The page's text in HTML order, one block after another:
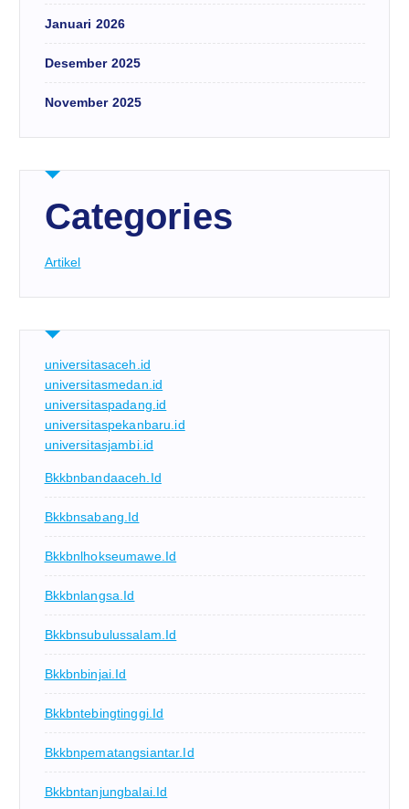
Januari 2026
Desember 2025
November 2025
Categories
Artikel
universitasaceh.id
universitasmedan.id
universitaspadang.id
universitaspekanbaru.id
universitasjambi.id
Bkkbnbandaaceh.id
Bkkbnsabang.id
Bkkbnlhokseumawe.id
Bkkbnlangsa.id
Bkkbnsubulussalam.id
Bkkbnbinjai.id
Bkkbntebingtinggi.id
Bkkbnpematangsiantar.id
Bkkbntanjungbalai.id